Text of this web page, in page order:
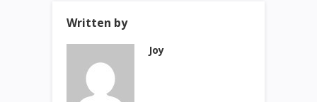
Written by
Joy